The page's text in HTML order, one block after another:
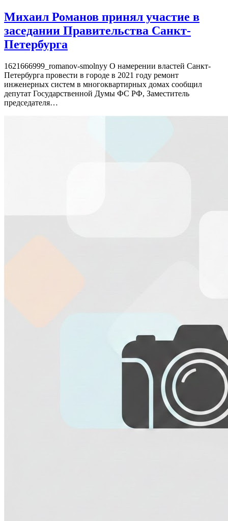
Михаил Романов принял участие в
заседании Правительства Санкт-
Петербурга
1621666999_romanov-smolnyy О намерении властей Санкт-
Петербурга провести в городе в 2021 году ремонт
инженерных систем в многоквартирных домах сообщил
депутат Государственной Думы ФС РФ, Заместитель
председателя…